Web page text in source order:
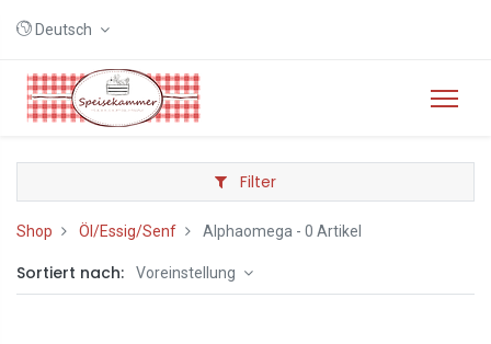
Deutsch
Filter
Shop Öl/Essig/Senf Alphaomega - 0 Artikel
Sortiert nach: Voreinstellung